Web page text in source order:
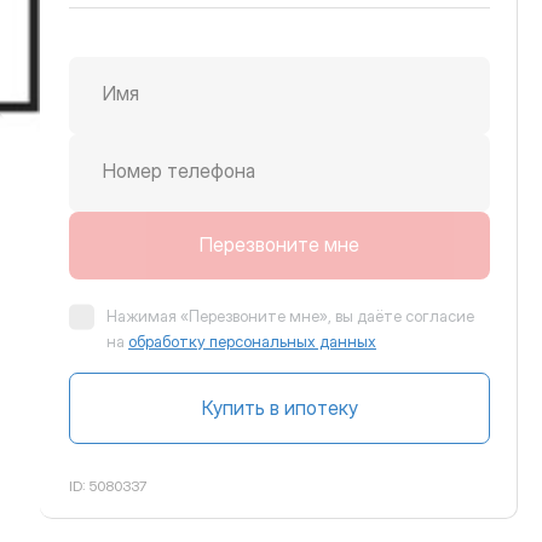
Имя
Номер телефона
Перезвоните мне
Нажимая «Перезвоните мне», вы даёте согласие
на обработку персональных данных
Купить в ипотеку
ID: 5080337